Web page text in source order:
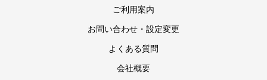
ご利用案内
お問い合わせ・設定変更
よくある質問
会社概要